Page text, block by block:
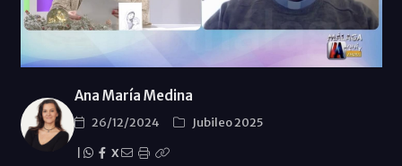
Ana María Medina
26/12/2024
Jubileo 2025
X